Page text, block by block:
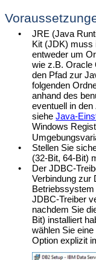
•
JRE (Java
Kit (JDK) muss
entweder um
wie z.B. Oracle
den Pfad zur
folgenden
anhand des
eventuell in den
sieheJava-
Windows
•
Stellen Sie
(32-Bit, 64-Bit)
•
Der JDBC-
Verbindung zur
JDBC-Treiber
nachdem Sie
Bit) installiert
wählen Sie eine
Option explizit